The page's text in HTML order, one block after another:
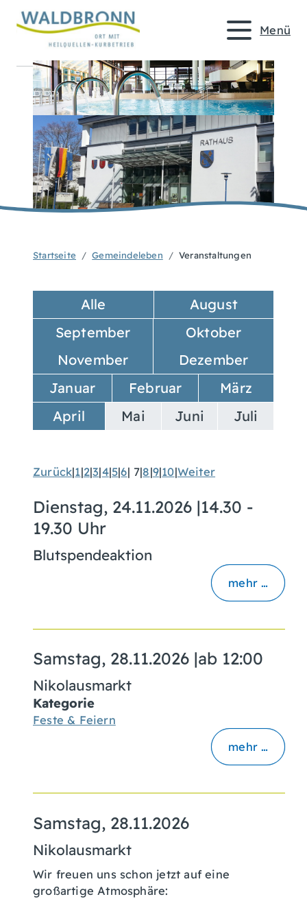
Menü
Startseite Gemeindeleben Veranstaltungen
Alle
August
September
Oktober
November
Dezember
Januar
Februar
März
April
Mai Juni Juli
Zurück|1|2|3|4|5|6| 7|8|9|10|Weiter
Dienstag, 24.11.2026 |14.30 -
19.30 Uhr
Blutspendeaktion
mehr …
Samstag, 28.11.2026 |ab 12:00
Nikolausmarkt
Kategorie
Feste & Feiern
mehr …
Samstag, 28.11.2026
Nikolausmarkt
Wir freuen uns schon jetzt auf eine
großartige Atmosphäre: